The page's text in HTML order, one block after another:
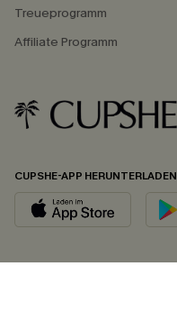
Treueprogramm
Affiliate Programm
CUPSHE-APP HERUNTERLADEN